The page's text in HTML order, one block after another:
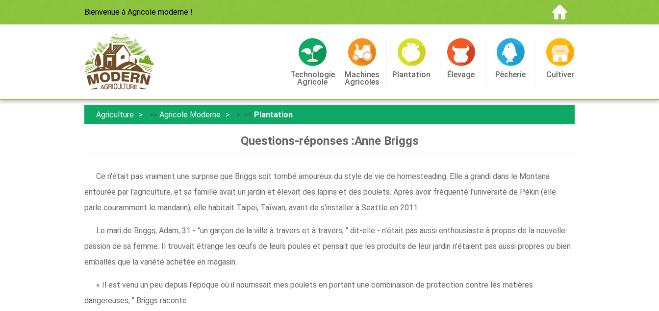
Bienvenue à Agricole moderne !
Technologie
Agricole
Machines
Agricoles
Plantation Élevage Pêcherie Cultiver
Agriculture >> Agricole Moderne > >> Plantation
Questions-réponses :Anne Briggs
Ce n'était pas vraiment une surprise que Briggs soit tombé amoureux du style de vie de homesteading. Elle a grandi dans le Montana
entourée par l'agriculture, et sa famille avait un jardin et élevait des lapins et des poulets. Après avoir fréquenté l'université de Pékin (elle
parle couramment le mandarin), elle habitait Taipei, Taïwan, avant de s'installer à Seattle en 2011.
Le mari de Briggs, Adam, 31 - "un garçon de la ville à travers et à travers, " dit-elle - n'était pas aussi enthousiaste à propos de la nouvelle
passion de sa femme. Il trouvait étrange les œufs de leurs poules et pensait que les produits de leur jardin n'étaient pas aussi propres ou bien
emballés que la variété achetée en magasin.
« Il est venu un peu depuis l'époque où il nourrissait mes poulets en portant une combinaison de protection contre les matières
dangereuses, " Briggs raconte